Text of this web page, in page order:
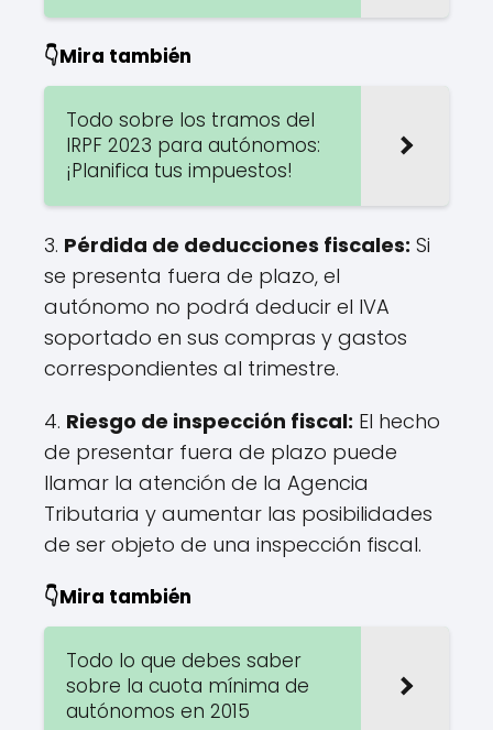
👇Mira también
Todo sobre los tramos del
IRPF 2023 para autónomos:
¡Planifica tus impuestos!
3. Pérdida de deducciones fiscales: Si
se presenta fuera de plazo, el
autónomo no podrá deducir el IVA
soportado en sus compras y gastos
correspondientes al trimestre.
4. Riesgo de inspección fiscal: El hecho
de presentar fuera de plazo puede
llamar la atención de la Agencia
Tributaria y aumentar las posibilidades
de ser objeto de una inspección fiscal.
👇Mira también
Todo lo que debes saber
sobre la cuota mínima de
autónomos en 2015